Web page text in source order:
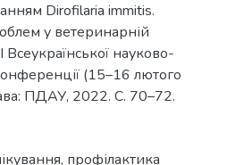
Dirofilaria immitis.
у ветеринарній
Всеукраїнської науково-
(15–16 лютого
ПДАУ, 2022. С. 70–72.
профілактика